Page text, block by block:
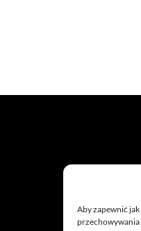
Aby zapewnić
przechowywania